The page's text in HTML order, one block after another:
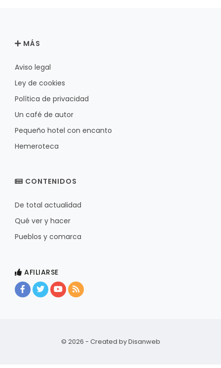
MÁS
Aviso legal
Ley de cookies
Política de privacidad
Un café de autor
Pequeño hotel con encanto
Hemeroteca
CONTENIDOS
De total actualidad
Qué ver y hacer
Pueblos y comarca
AFILIARSE
© 2026 - Created byDisanweb